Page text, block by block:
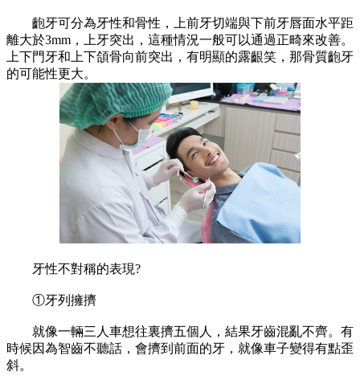
齙牙可分為牙性和骨性，上前牙切端與下前牙唇面水平距
離大於3mm，上牙突出，這種情況一般可以通過正畸來改善。
上下門牙和上下頜骨向前突出，有明顯的露齦笑，那骨質齙牙
的可能性更大。
牙性不對稱的表現?
①牙列擁擠
就像一輛三人車想往裏擠五個人，結果牙齒混亂不齊。有
時候因為智齒不聽話，會擠到前面的牙，就像車子變得有點歪
斜。